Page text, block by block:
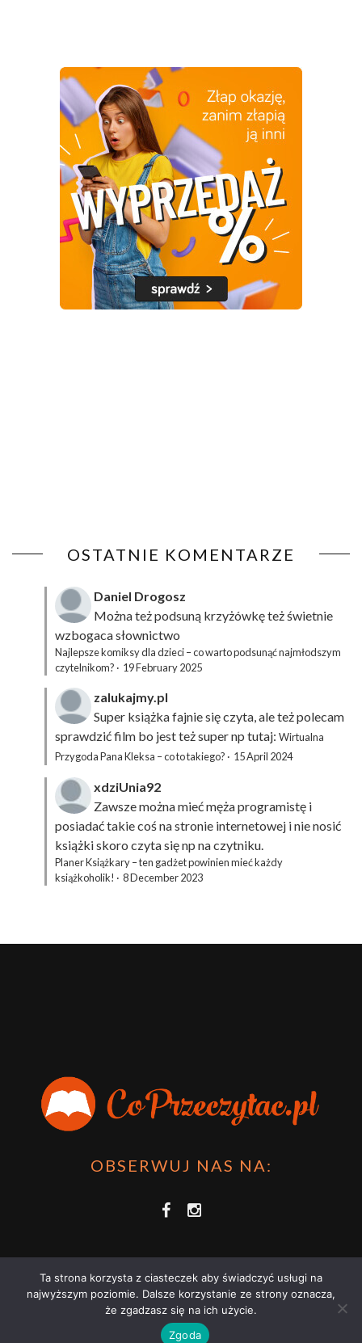
OSTATNIE KOMENTARZE
Daniel Drogosz
Można też podsuną krzyżówkęteż świetnie
wzbogaca słownictwo
Najlepsze komiksy dla dzieci – co warto podsunąć najmłodszym
czytelnikom? · 19 February 2025
zalukajmy.pl
Super książka fajnie się czyta, ale też polecam
sprawdzić film bo jest też super np tutaj: Wirtualna
Przygoda Pana Kleksa – co to takiego? · 15 April 2024
xdziUnia92
Zawsze można mieć męża programistę i
posiadać takie coś na stronie internetowej i nie nosić
książki skoro czyta się np na czytniku.
Planer Książkary – ten gadżet powinien mieć każdy
książkoholik! · 8 December 2023
OBSERWUJ NAS NA:
COPRZECZYTAĆ.PL 2021 | STRONA WYKORZYSTUJE PLIKI COOKIES |
POLITYKĄ PRYWATNOŚCI
Ta strona korzysta z ciasteczek aby świadczyć usługi na
najwyższym poziomie. Dalsze korzystanie ze strony oznacza,
że zgadzasz się na ich użycie.
Zgoda